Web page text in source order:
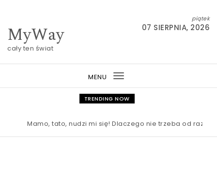
MyWay
cały ten świat
piątek
07 SIERPNIA, 2026
MENU
Toggle
navigation
TRENDING NOW
Mamo, tato, nudzi mi się! Dlaczego nie trzeba od razu